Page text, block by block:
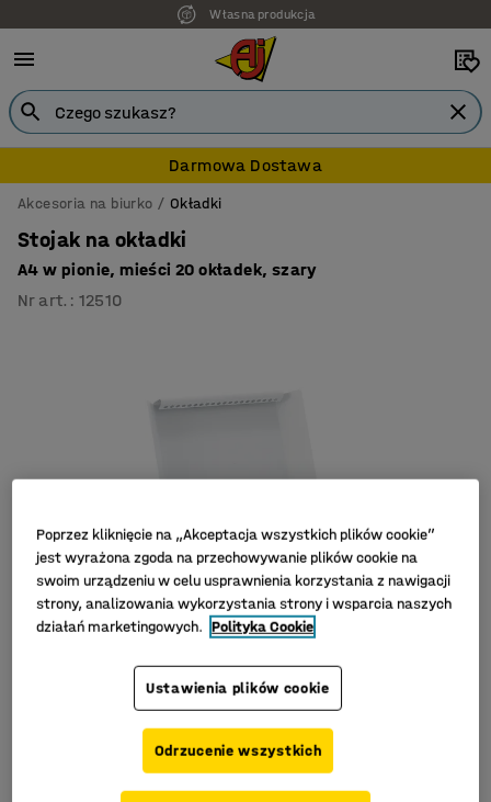
Własna produkcja
7 lat gwarancji
Darmowa Dostawa
Akcesoria na biurko Okładki
Stojak na okładki
A4 w pionie, mieści 20 okładek, szary
Nr art. : 12510
Poprzez kliknięcie na „Akceptacja wszystkich plików cookie”
jest wyrażona zgoda na przechowywanie plików cookie na
swoim urządzeniu w celu usprawnienia korzystania z nawigacji
strony, analizowania wykorzystania strony i wsparcia naszych
działań marketingowych. Polityka Cookie
Ustawienia plików cookie
Odrzucenie wszystkich